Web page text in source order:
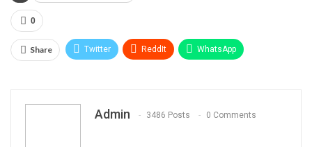
0
Share Twitter ReddIt WhatsApp
VK Viber
Admin 3486 Posts 0 Comments